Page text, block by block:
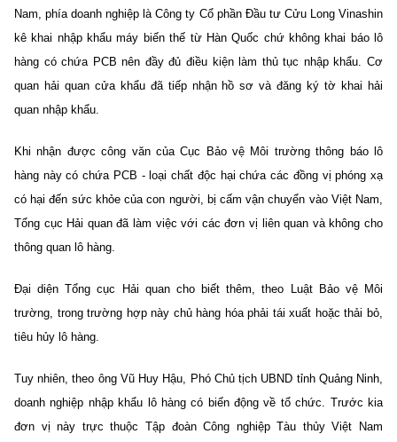
Nam, phía doanh nghiệp là Công ty Cổ phần Đầu tư Cửu Long Vinashin
kê khai nhập khẩu máy biến thế từ Hàn Quốc chứ không khai báo lô
hàng có chứa PCB nên đầy đủ điều kiện làm thủ tục nhập khẩu. Cơ
quan hải quan cửa khẩu đã tiếp nhận hồ sơ và đăng ký tờ khai hải
quan nhập khẩu.
Khi nhận được công văn của Cục Bảo vệ Môi trường thông báo lô
hàng này có chứa PCB - loại chất độc hại chứa các đồng vị phóng xạ
có hại đến sức khỏe của con người, bị cấm vận chuyển vào Việt Nam,
Tổng cục Hải quan đã làm việc với các đơn vị liên quan và không cho
thông quan lô hàng.
Đại diện Tổng cục Hải quan cho biết thêm, theo Luật Bảo vệ Môi
trường, trong trường hợp này chủ hàng hóa phải tái xuất hoặc thải bỏ,
tiêu hủy lô hàng.
Tuy nhiên, theo ông Vũ Huy Hậu, Phó Chủ tịch UBND tỉnh Quảng Ninh,
doanh nghiệp nhập khẩu lô hàng có biến động về tổ chức. Trước kia
đơn vị này trực thuộc Tập đoàn Công nghiệp Tàu thủy Việt Nam